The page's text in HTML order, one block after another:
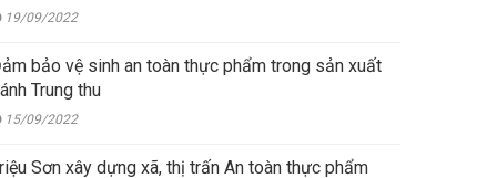
19/09/2022
bảo vệ sinh an toàn thực phẩm trong sản xuất
Trung thu
15/09/2022
Sơn xây dựng xã, thị trấn An toàn thực phẩm